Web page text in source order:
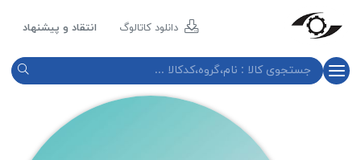
دانلود کاتالوگ انتقاد و پیشنهاد